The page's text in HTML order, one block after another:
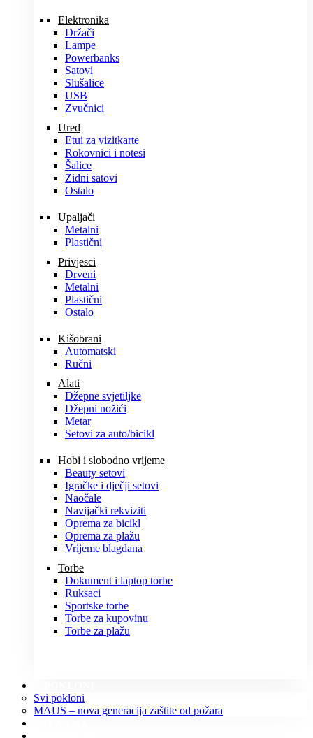
Elektronika
Držači
Lampe
Powerbanks
Satovi
Slušalice
USB
Zvučnici
Ured
Etui za vizitkarte
Rokovnici i notesi
Šalice
Zidni satovi
Ostalo
Upaljači
Metalni
Plastični
Privjesci
Drveni
Metalni
Plastični
Ostalo
Kišobrani
Automatski
Ručni
Alati
Džepne svjetiljke
Džepni nožići
Metar
Setovi za auto/bicikl
Hobi i slobodno vrijeme
Beauty setovi
Igračke i dječji setovi
Naočale
Navijački rekviziti
Oprema za bicikl
Oprema za plažu
Vrijeme blagdana
Torbe
Dokument i laptop torbe
Ruksaci
Sportske torbe
Torbe za kupovinu
Torbe za plažu
Svi pokloni
MAUS – nova generacija zaštite od požara